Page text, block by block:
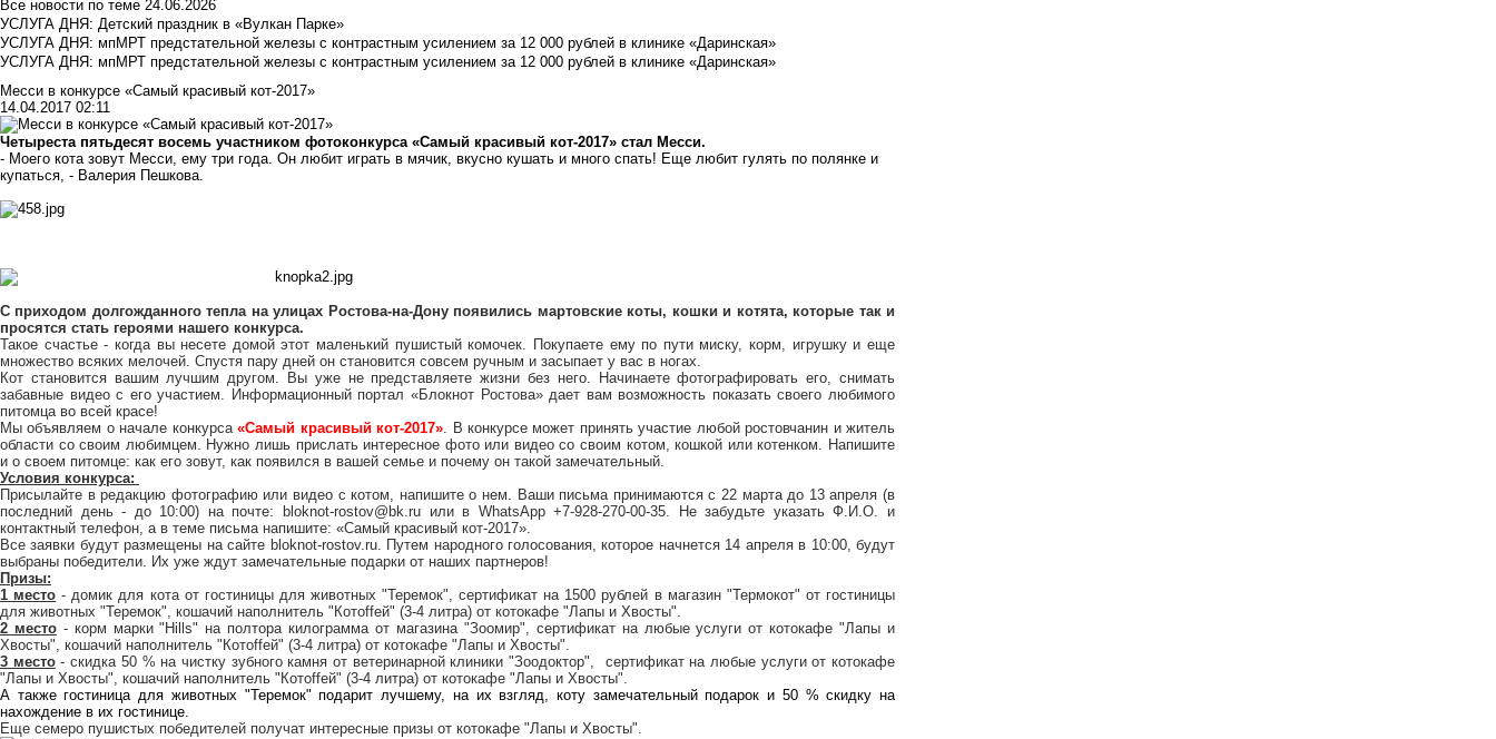
Все новости по теме 24.06.2026
УСЛУГА ДНЯ: Детский праздник в «Вулкан Парке»
УСЛУГА ДНЯ: мпМРТ предстательной железы с контрастным усилением за 12 000 рублей в клинике «Даринская»
УСЛУГА ДНЯ: мпМРТ предстательной железы с контрастным усилением за 12 000 рублей в клинике «Даринская»
Месси в конкурсе «Самый красивый кот-2017»
14.04.2017 02:11
Четыреста пятьдесят восемь участником фотоконкурса «Самый красивый кот-2017» стал Месси.
- Моего кота зовут Месси, ему три года. Он любит играть в мячик, вкусно кушать и много спать! Еще любит гулять по полянке и
купаться, - Валерия Пешкова.
С приходом долгожданного тепла на улицах Ростова-на-Дону появились мартовские коты, кошки и котята, которые так и
просятся стать героями нашего конкурса.
Такое счастье - когда вы несете домой этот маленький пушистый комочек. Покупаете ему по пути миску, корм, игрушку и еще
множество всяких мелочей. Спустя пару дней он становится совсем ручным и засыпает у вас в ногах.
Кот становится вашим лучшим другом. Вы уже не представляете жизни без него. Начинаете фотографировать его, снимать
забавные видео с его участием. Информационный портал «Блокнот Ростова» дает вам возможность показать своего любимого
питомца во всей красе!
Мы объявляем о начале конкурса«Самый красивый кот-2017». В конкурсе может принять участие любой ростовчанин и житель
области со своим любимцем. Нужно лишь прислать интересное фото или видео со своим котом, кошкой или котенком. Напишите
и о своем питомце: как его зовут, как появился в вашей семье и почему он такой замечательный.
Условия конкурса:
Присылайте в редакцию фотографию или видео с котом, напишите о нем. Ваши письма принимаются с 22 марта до 13 апреля (в
последний день - до 10:00) на почте:
bloknot-rostov@bk.ruили в WhatsApp +7-928-270-00-35. Не забудьте указать Ф.И.О. и
контактный телефон, а в теме письма напишите: «Самый красивый кот-2017».
Все заявки будут размещены на сайте bloknot-rostov.ru. Путем народного голосования, которое начнется 14 апреля в 10:00, будут
выбраны победители. Их уже ждут замечательные подарки от наших партнеров!
Призы:
1 место - домик для кота от гостиницы для животных "Теремок", сертификат на 1500 рублей в магазин "Термокот" от гостиницы
для животных "Теремок", кошачий наполнитель "Котоffей" (3-4 литра) от котокафе "Лапы и Хвосты".
2 место- корм марки "Hills" на полтора килограмма от магазина "Зоомир", сертификат на любые услуги откотокафе "Лапы и
Хвосты", кошачий наполнитель "Котоffей" (3-4 литра) от котокафе "Лапы и Хвосты".
3 место- скидка 50 % на чистку зубного камня от ветеринарнойклиники "Зоодоктор", сертификат на любые услуги откотокафе
"Лапы и Хвосты", кошачий наполнитель "Котоffей" (3-4 литра) от котокафе "Лапы и Хвосты".
А такжегостиница для животных "Теремок" подарит лучшему, на их взгляд, коту замечательный подарок и 50 % скидку на
нахождение в их гостинице.
Еще семеро пушистых победителей получат интересные призы от котокафе "Лапы и Хвосты".